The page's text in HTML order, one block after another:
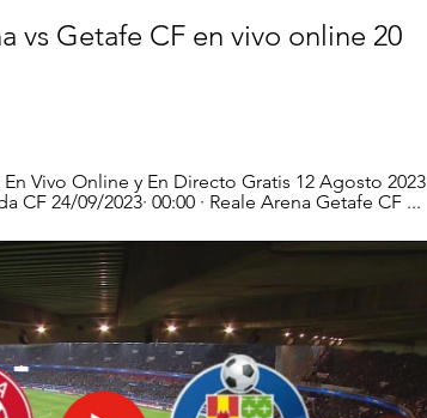
vs Getafe CF en vivo online 20
Vivo Online y En Directo Gratis 12 Agosto 2023
CF 24/09/2023· 00:00 · Reale Arena Getafe CF ...